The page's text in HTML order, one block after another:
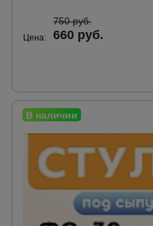
Цена:
750 руб.
660 руб.